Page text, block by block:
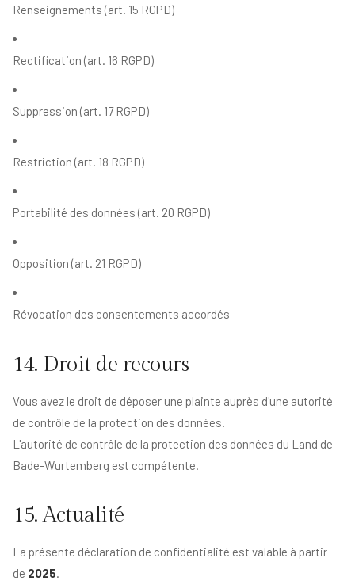
Renseignements (art. 15 RGPD)
Rectification (art. 16 RGPD)
Suppression (art. 17 RGPD)
Restriction (art. 18 RGPD)
Portabilité des données (art. 20 RGPD)
Opposition (art. 21 RGPD)
Révocation des consentements accordés
14. Droit de recours
Vous avez le droit de déposer une plainte auprès d'une autorité
de contrôle de la protection des données.
L'autorité de contrôle de la protection des données du Land de
Bade-Wurtemberg est compétente.
15. Actualité
La présente déclaration de confidentialité est valable à partir
de 2025.